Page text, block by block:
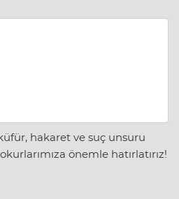
hakaret ve suç unsuru
önemle hatırlatırız!